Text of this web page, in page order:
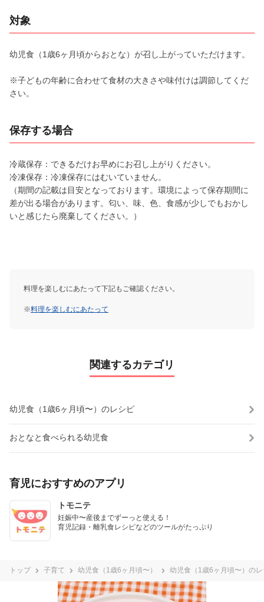
対象
幼児食（1歳6ヶ月頃からおとな）が召し上がっていただけます。
※子どもの年齢に合わせて食材の大きさや味付けは調節してくだ
さい。
保存する場合
冷蔵保存：できるだけお早めにお召し上がりください。
冷凍保存：冷凍保存にはむいていません。
（期間の記載は目安となっております。環境によって保存期間に
差が出る場合があります。匂い、味、色、食感が少しでもおかし
いと感じたら廃棄してください。）
料理を楽しむにあたって下記もご確認ください。
※料理を楽しむにあたって
関連するカテゴリ
幼児食（1歳6ヶ月頃〜）のレシピ
おとなと食べられる幼児食
育児におすすめのアプリ
トモニテ
妊娠中〜産後までずーっと使える！
育児記録・離乳食レシピなどのツールがたっぷり
トップ 子育て 幼児食（1歳6ヶ月頃〜） 幼児食（1歳6ヶ月頃〜）の